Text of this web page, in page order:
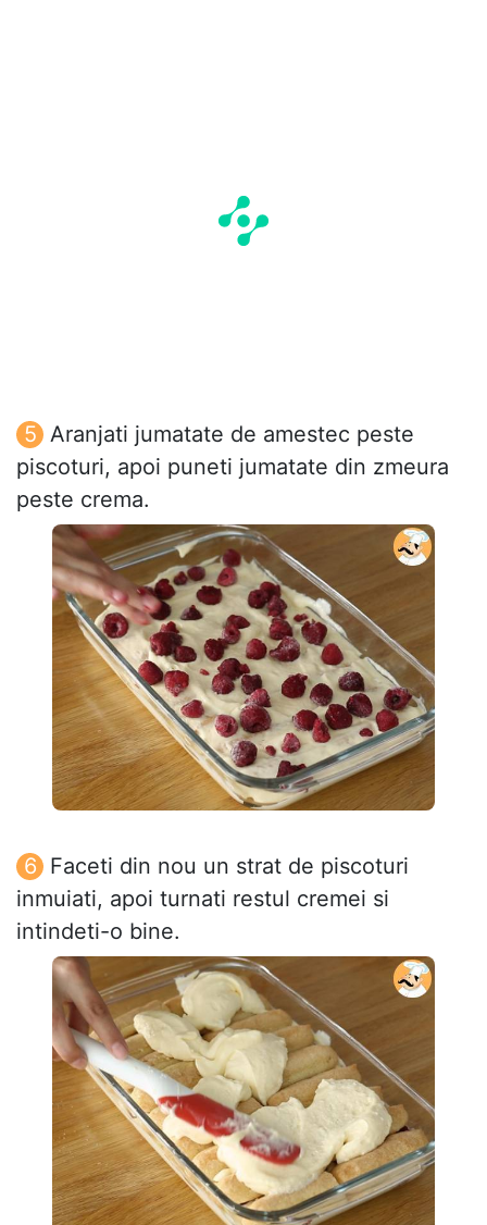
Aranjati jumatate de amestec peste
piscoturi, apoi puneti jumatate din zmeura
peste crema.
Faceti din nou un strat de piscoturi
inmuiati, apoi turnati restul cremei si
intindeti-o bine.